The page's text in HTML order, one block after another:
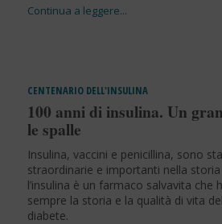
CENTENARIO DELL'INSULINA
100 anni di insulina. Un
le spalle
Insulina, vaccini e penicillina, sono
straordinarie e importanti nella
l’insulina è un farmaco salvavita che
sempre la storia e la qualità di vita
diabete.